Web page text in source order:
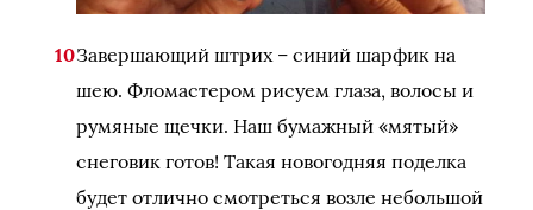
Завершающий штрих – синий шарфик на
шею. Фломастером рисуем глаза, волосы и
румяные щечки. Наш бумажный «мятый»
снеговик готов! Такая новогодняя поделка
будет отлично смотреться возле небольшой